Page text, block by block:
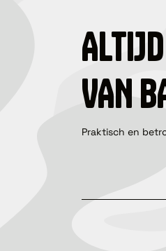
VAN
Praktisch en